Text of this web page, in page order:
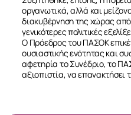
οργανωτικά, αλλά και
διακυβέρνηση της χώρας
γενικότερες πολιτικές
Ο Πρόεδρος του ΠΑΣΟΚ
ουσιαστικής ενότητας και
αφετηρία το Συνέδριο, το
αξιοπιστία, να επανακτήσει